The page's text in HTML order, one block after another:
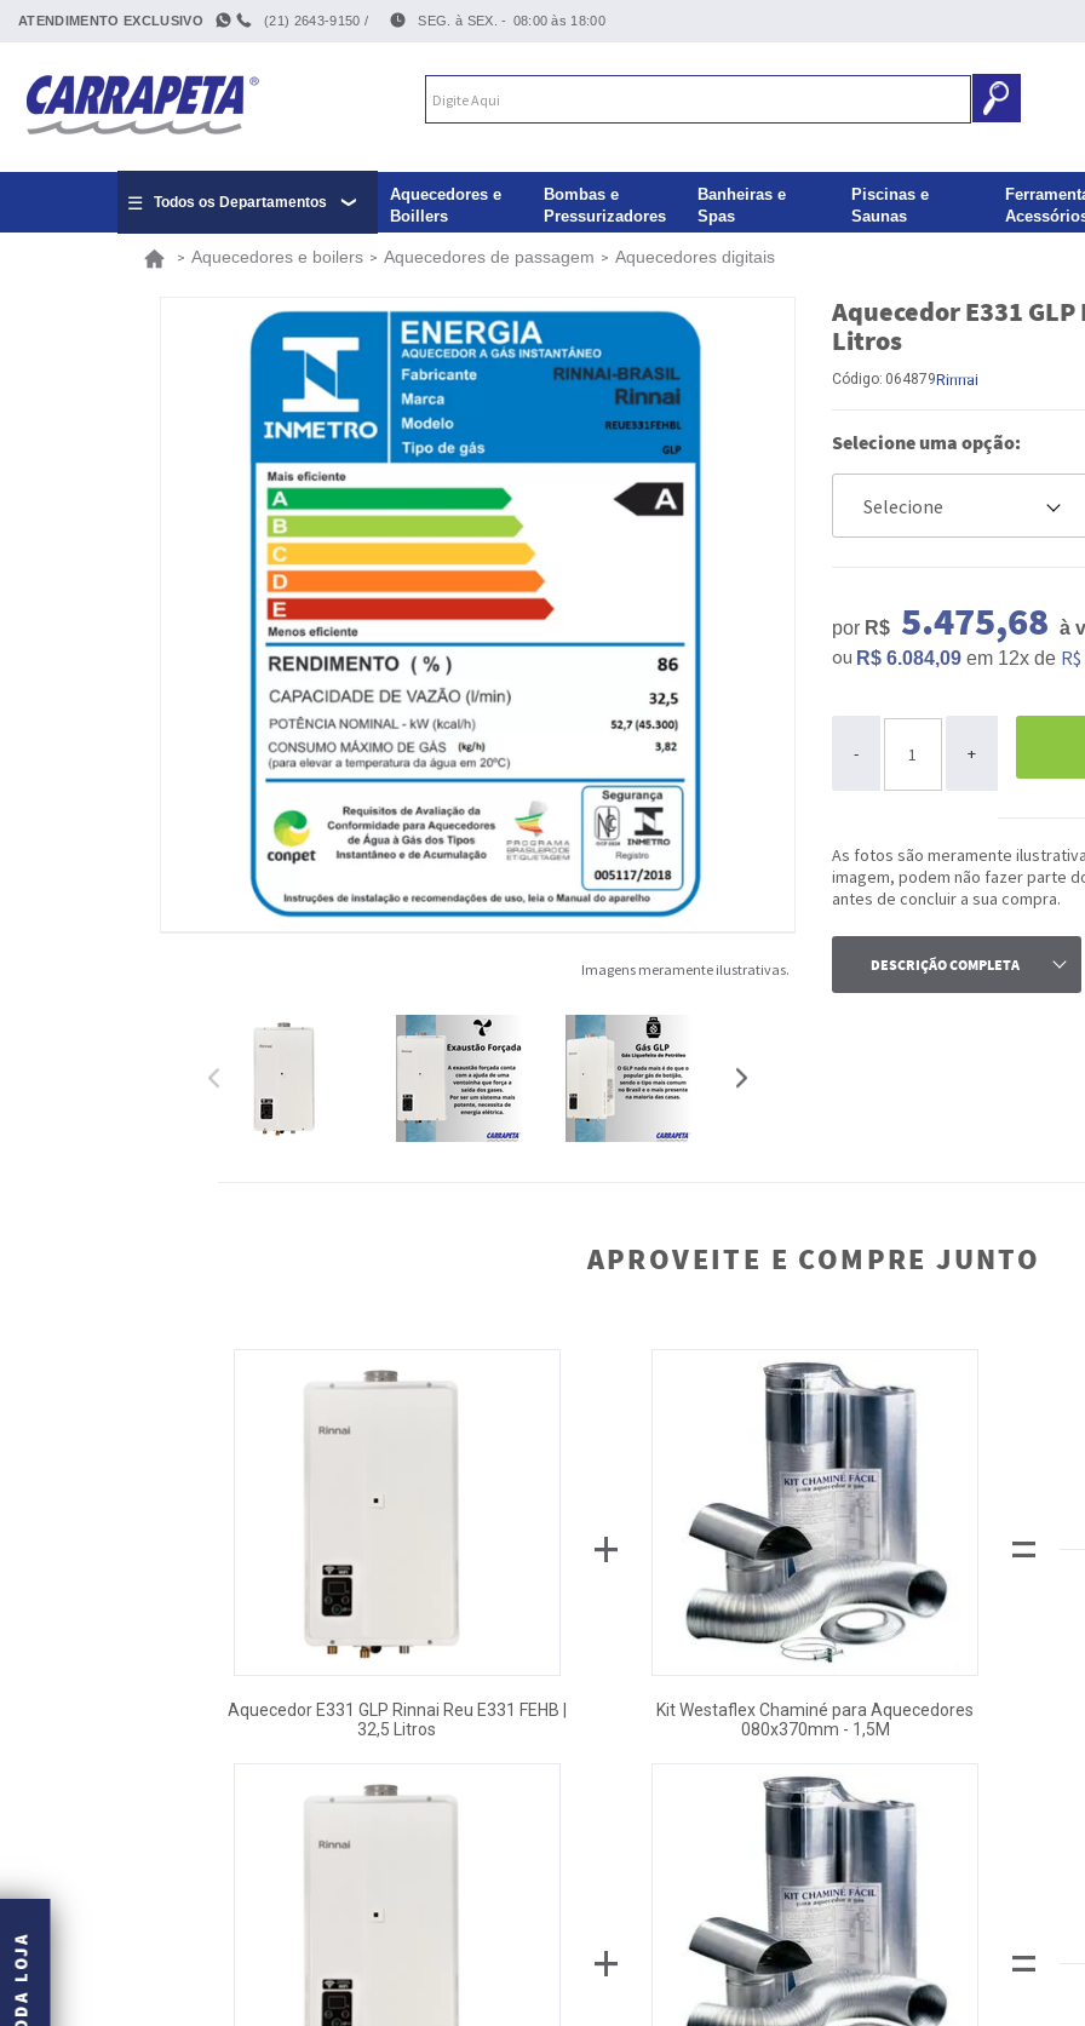
ATENDIMENTO EXCLUSIVO (21) 2643-9150 / SEG. à SEX. - 08:00 às 18:00
Todos os Departamentos
Aquecedores e
Boillers
Bombas e
Pressurizadores
Banheiras e
Spas
Piscinas e
Saunas
Aquecedores e boilers Aquecedores de passagem Aquecedores digitais
Imagens meramente ilustrativas.
Aquecedor E331 GLP
Litros
Código: 064879Rinnai
Selecione uma opção:
por R$ 5.475,68 à
R$ 6.084,09 em 12x de
ou
- +
As fotos são meramente
imagem, podem não fazer parte
antes de concluir a sua compra.
DESCRIÇÃO COMPLETA
APROVEITE E COMPRE JUNTO
Aquecedor E331 GLP Rinnai Reu E331 FEHB |
32,5 Litros
+
Kit Westaflex Chaminé para Aquecedores
080x370mm - 1,5M
=
+ =